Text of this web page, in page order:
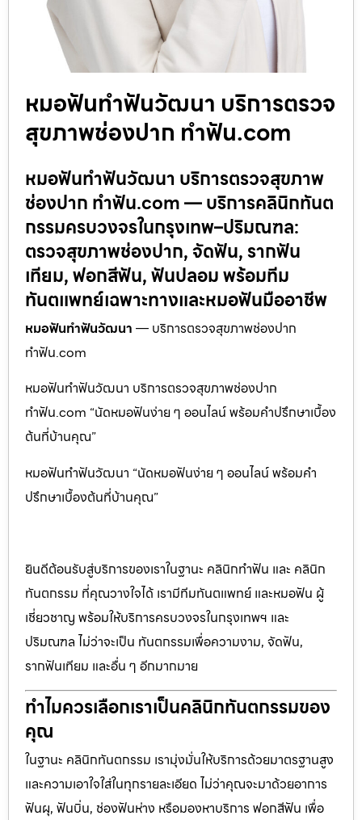
หมอฟันทำฟันวัฒนา บริการตรวจ
สุขภาพช่องปาก ทำฟัน.com
หมอฟันทำฟันวัฒนา บริการตรวจสุขภาพ
ช่องปาก ทำฟัน.com — บริการคลินิกทันต
กรรมครบวงจรในกรุงเทพ–ปริมณฑล:
ตรวจสุขภาพช่องปาก, จัดฟัน, รากฟัน
เทียม, ฟอกสีฟัน, ฟันปลอม พร้อมทีม
ทันตแพทย์เฉพาะทางและหมอฟันมืออาชีพ
หมอฟันทำฟันวัฒนา — บริการตรวจสุขภาพช่องปาก
ทำฟัน.com
หมอฟันทำฟันวัฒนา บริการตรวจสุขภาพช่องปาก
ทำฟัน.com “นัดหมอฟันง่าย ๆ ออนไลน์ พร้อมคำปรึกษาเบื้อง
ต้นที่บ้านคุณ”
หมอฟันทำฟันวัฒนา “นัดหมอฟันง่าย ๆ ออนไลน์ พร้อมคำ
ปรึกษาเบื้องต้นที่บ้านคุณ”
ยินดีต้อนรับสู่บริการของเราในฐานะ คลินิกทำฟัน และ คลินิก
ทันตกรรม ที่คุณวางใจได้ เรามีทีมทันตแพทย์ และหมอฟัน ผู้
เชี่ยวชาญ พร้อมให้บริการครบวงจรในกรุงเทพฯ และ
ปริมณฑล ไม่ว่าจะเป็น ทันตกรรมเพื่อความงาม, จัดฟัน,
รากฟันเทียม และอื่น ๆ อีกมากมาย
ทำไมควรเลือกเราเป็นคลินิกทันตกรรมของ
คุณ
ในฐานะ คลินิกทันตกรรม เรามุ่งมั่นให้บริการด้วยมาตรฐานสูง
และความเอาใจใส่ในทุกรายละเอียด ไม่ว่าคุณจะมาด้วยอาการ
ฟันผุ, ฟันบิ่น, ช่องฟันห่าง หรือมองหาบริการ ฟอกสีฟัน เพื่อ